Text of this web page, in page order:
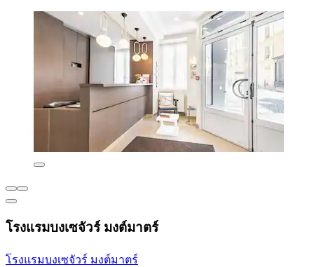
โรงแรมบงเซจัวร์ มงต์มาตร์
โรงแรมบงเซจัวร์ มงต์มาตร์